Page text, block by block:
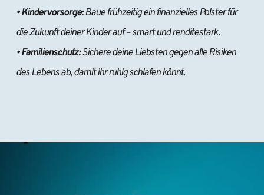
• Kindervorsorge: Baue frühzeitig ein finanzielles Polster für
die Zukunft deiner Kinder auf – smart und renditestark.
• Familienschutz: Sichere deine Liebsten gegen alle Risiken
des Lebens ab, damit ihr ruhig schlafen könnt.